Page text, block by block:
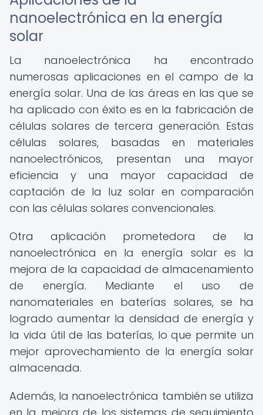
nanoelectrónica en la energía
solar
La nanoelectrónica ha encontrado
numerosas aplicaciones en el campo de la
energía solar. Una de las áreas en las que se
ha aplicado con éxito es en la fabricación de
células solares de tercera generación. Estas
células solares, basadas en materiales
nanoelectrónicos, presentan una mayor
eficiencia y una mayor capacidad de
captación de la luz solar en comparación
con las células solares convencionales.
Otra aplicación prometedora de la
nanoelectrónica en la energía solar es la
mejora de la capacidad de almacenamiento
de energía. Mediante el uso de
nanomateriales en baterías solares, se ha
logrado aumentar la densidad de energía y
la vida útil de las baterías, lo que permite un
mejor aprovechamiento de la energía solar
almacenada.
Además, la nanoelectrónica también se utiliza